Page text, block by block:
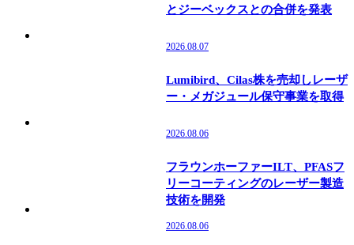
とジーベックスとの合併を発表
2026.08.07
Lumibird、Cilas株を売却しレーザ
ー・メガジュール保守事業を取得
2026.08.06
フラウンホーファーILT、PFASフ
リーコーティングのレーザー製造
技術を開発
2026.08.06